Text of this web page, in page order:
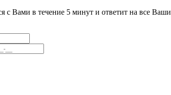
с Вами в течение 5 минут и ответит на все Ваши